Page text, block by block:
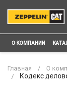
О КОМПАНИИ
Главная О
Кодекс